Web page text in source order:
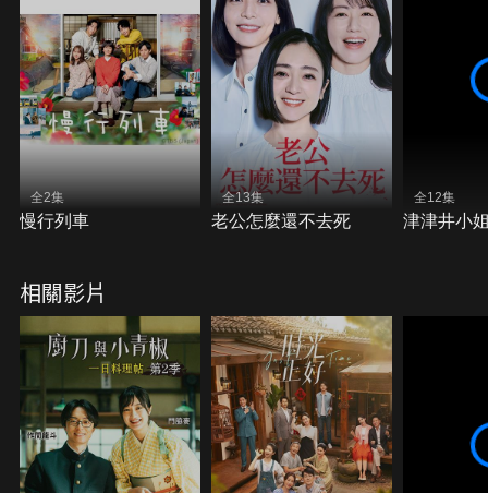
全2集
慢行列車
全13集
老公怎麼還不去死
全12集
津津井小
相關影片